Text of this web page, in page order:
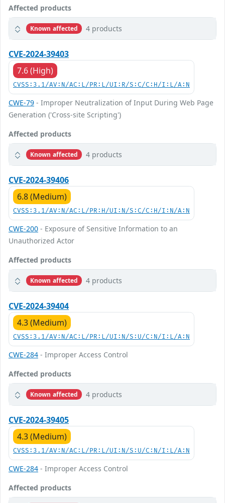
Affected products
Known affected 4 products
CVE-2024-39403
7.6 (High)
CVSS:3.1/AV:N/AC:L/PR:L/UI:R/S:C/C:H/I:L/A:N
CWE-79 - Improper Neutralization of Input During Web Page
Generation ('Cross-site Scripting')
Affected products
Known affected 4 products
CVE-2024-39406
6.8 (Medium)
CVSS:3.1/AV:N/AC:L/PR:H/UI:N/S:C/C:H/I:N/A:N
CWE-200 - Exposure of Sensitive Information to an
Unauthorized Actor
Affected products
Known affected 4 products
CVE-2024-39404
4.3 (Medium)
CVSS:3.1/AV:N/AC:L/PR:L/UI:N/S:U/C:N/I:L/A:N
CWE-284 - Improper Access Control
Affected products
Known affected 4 products
CVE-2024-39405
4.3 (Medium)
CVSS:3.1/AV:N/AC:L/PR:L/UI:N/S:U/C:N/I:L/A:N
CWE-284 - Improper Access Control
Affected products